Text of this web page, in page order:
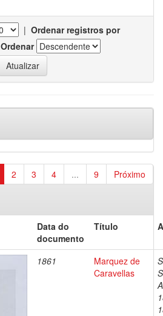
| Ordenar registros por
Ordenar
2 3 4 ... 9 Próximo
Data do
documento
Título
1861
Marquez de
Caravellas